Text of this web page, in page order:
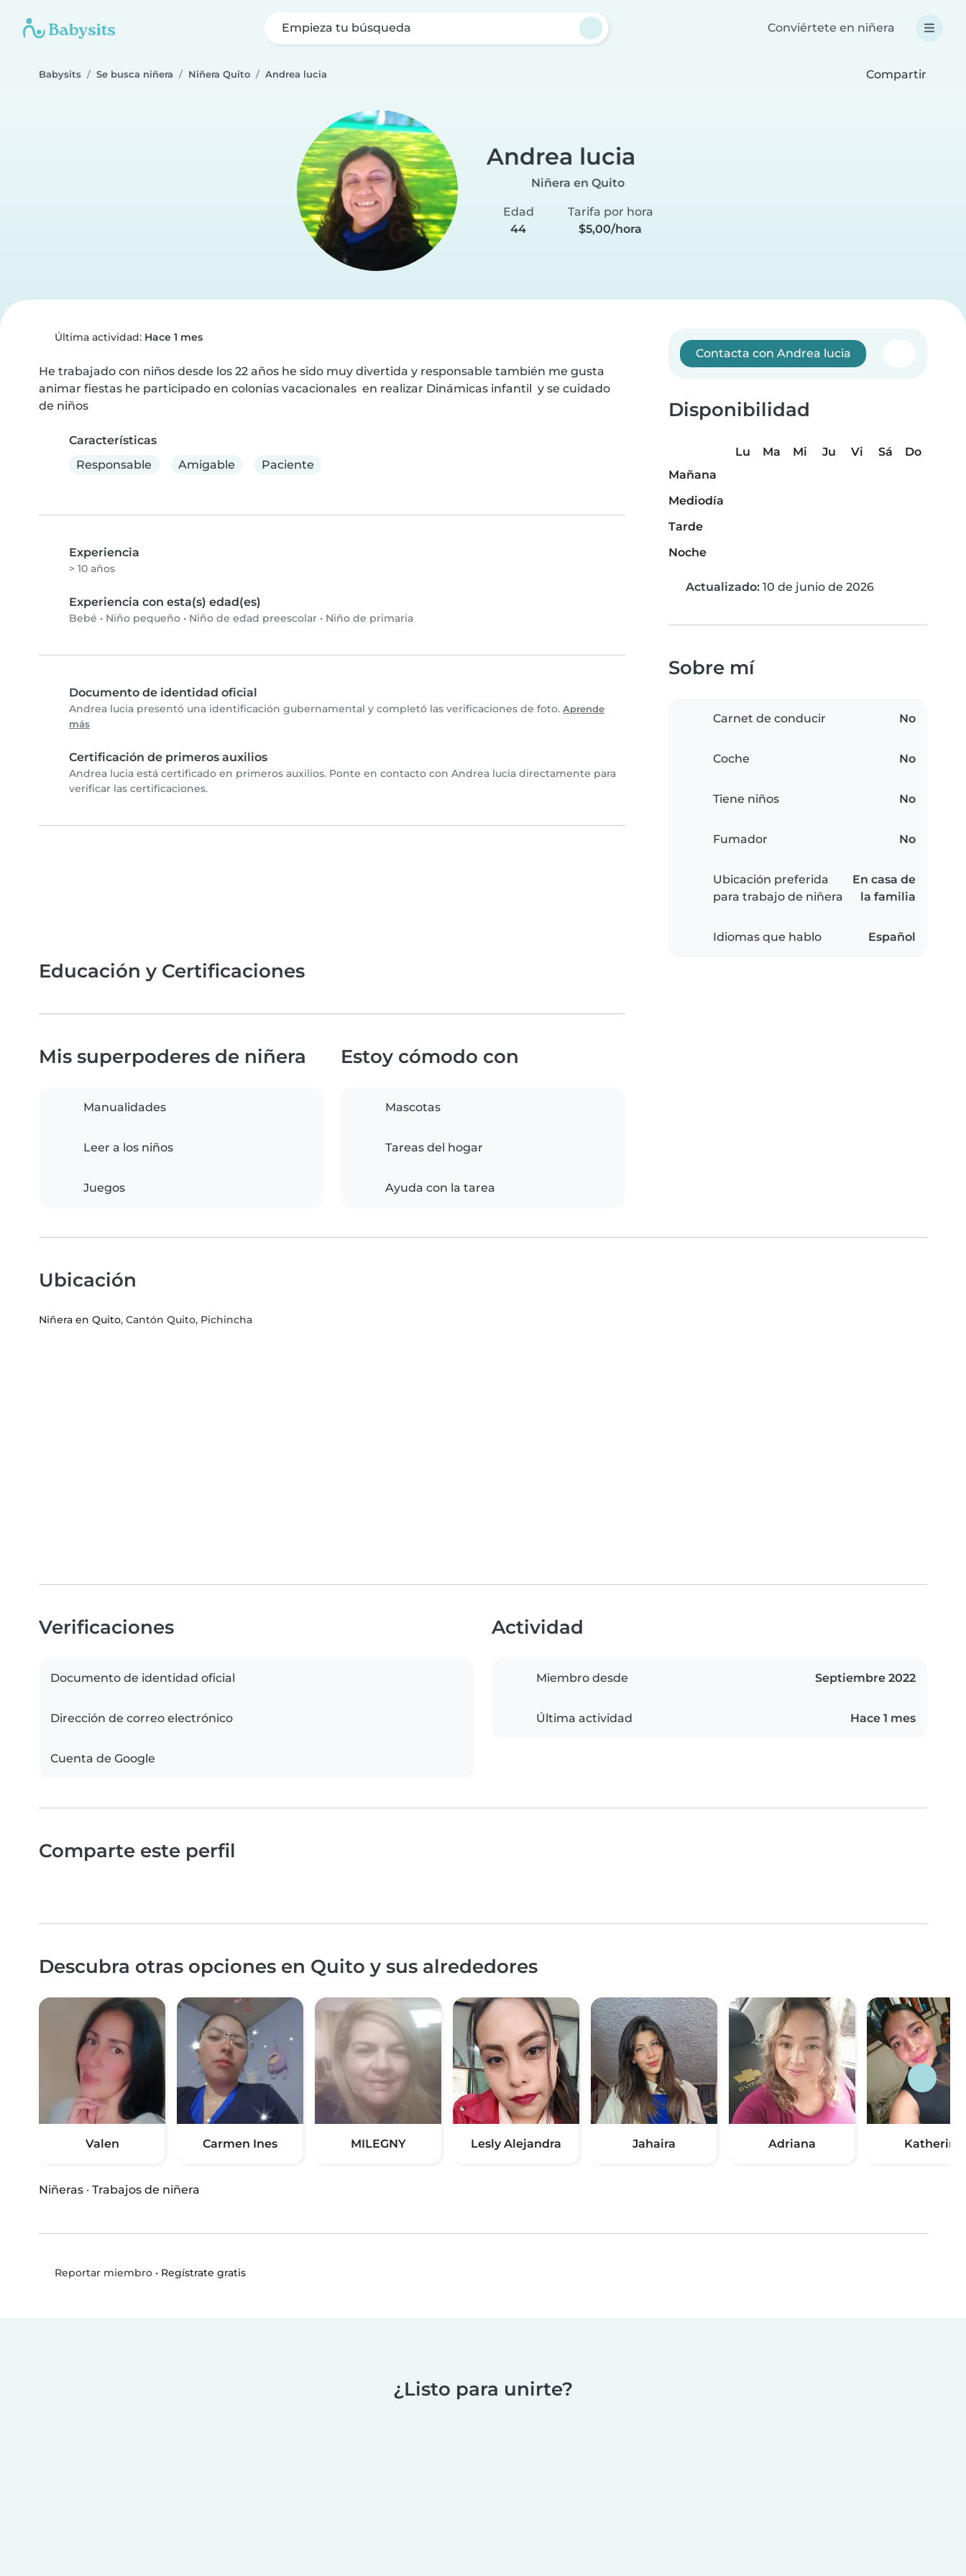
Empieza tu búsqueda Conviértete en niñera
Babysits Se busca niñera Niñera Quito Andrea lucia Compartir
Andrea lucia
Niñera en Quito
Edad
44
Tarifa por hora
$5,00/hora
Última actividad: Hace 1 mes
He trabajado con niños desde los 22 años he sido muy divertida y responsable también me gusta
animar fiestas he participado en colonias vacacionales  en realizar Dinámicas infantil  y se cuidado
de niños
Características
Responsable
Amigable Paciente
Experiencia
> 10 años
Experiencia con esta(s) edad(es)
Bebé • Niño pequeño • Niño de edad preescolar • Niño de primaria
Documento de identidad oficial
Andrea lucia presentó una identificación gubernamental y completó las verificaciones de foto. Aprende
más
Certificación de primeros auxilios
Andrea lucia está certificado en primeros auxilios. Ponte en contacto con Andrea lucia directamente para
verificar las certificaciones.
Contacta con Andrea lucia
Disponibilidad
Lu Ma Mi Ju Vi Sá
Do
Mañana
Mediodía
Tarde
Noche
Actualizado: 10 de junio de 2026
Sobre mí
Carnet de conducir No
Coche No
Tiene niños No
Fumador No
Ubicación preferida
para trabajo de niñera
En casa de
la familia
Idiomas que hablo Español
Educación y Certificaciones
Mis superpoderes de niñera
Manualidades
Leer a los niños
Juegos
Estoy cómodo con
Mascotas
Tareas del hogar
Ayuda con la tarea
Ubicación
Niñera en Quito, Cantón Quito, Pichincha
Verificaciones
Documento de identidad oficial
Dirección de correo electrónico
Cuenta de Google
Actividad
Miembro desde Septiembre 2022
Última actividad Hace 1 mes
Comparte este perfil
Descubra otras opciones en Quito y sus alrededores
Valen Carmen Ines MILEGNY Lesly Alejandra Jahaira Adriana Katherin
Niñeras · Trabajos de niñera
Reportar miembro• Regístrate gratis
¿Listo para unirte?